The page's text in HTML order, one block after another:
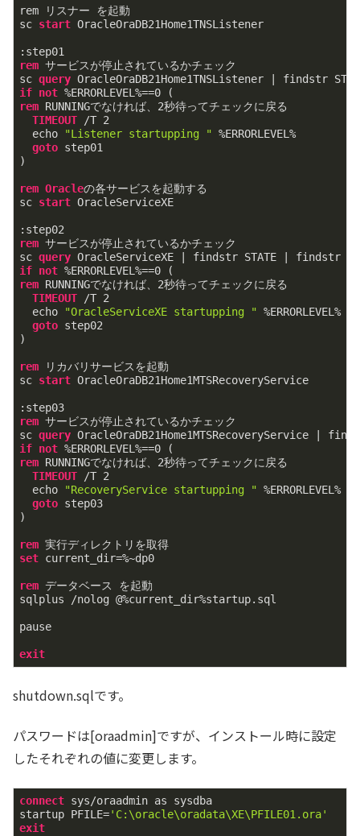
rem リスナー を起動
sc start OracleOraDB21Home1TNSListener
rem サービスが停止されているかチェック
sc query OracleOraDB21Home1TNSListener | findstr
if not %ERRORLEVEL%==0
rem RUNNINGでなければ、 2秒待ってチェックに戻る
TIMEOUT /T 2
  echo
"Listener startupping " %ERRORLEVEL%
goto step01
)
rem Oracleの各サービスを起動する
sc start OracleServiceXE
rem サービスが停止されているかチェック
sc query OracleServiceXE | findstr STATE | findstr
if not %ERRORLEVEL%==0
rem RUNNINGでなければ、 2秒待ってチェックに戻る
TIMEOUT /T 2
  echo
"OracleServiceXE startupping " %ERRORLEVEL%
goto step02
)
rem リカバリサービスを起動
sc start OracleOraDB21Home1MTSRecoveryService
rem サービスが停止されているかチェック
sc query OracleOraDB21Home1MTSRecoveryService |
if not %ERRORLEVEL%==0
rem RUNNINGでなければ、 2秒待ってチェックに戻る
TIMEOUT /T 2
  echo
"RecoveryService startupping " %ERRORLEVEL%
goto step03
)
rem
set current_dir=%~dp0
rem データベース を起動
sqlplus /nolog @%current_dir%startup.sql
pause
exit
shutdown.sqlです。
パスワードは[oraadmin]ですが、インストール時に設定
したそれぞれの値に変更します。
connect sys/oraadmin as sysdba
startup PFILE='C:\oracle\oradata\XE\PFILE01.ora'
exit